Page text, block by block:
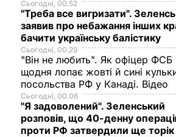
Сьогодні, 00.52
"Треба все вигризати".
заявив про небажання інших
бачити українську балістику
Сьогодні, 00.29
"Він не любить". Як офіцер ФСБ
щодня лопає жовті й сині
посольства РФ у Канаді. Відео
Сьогодні, 00.06
"Я задоволений". Зеленський
розповів, що 40-денну
проти РФ затвердили ще торік